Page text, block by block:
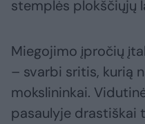
stemplės plokščiųjų
Miegojimo įpročių
– svarbi sritis, kurią
mokslininkai.
pasaulyje drastiškai